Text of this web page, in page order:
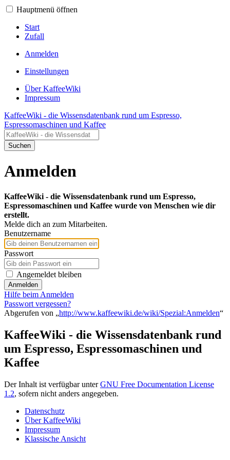
Hauptmenü öffnen
Start
Zufall
Anmelden
Einstellungen
Über KaffeeWiki
Impressum
KaffeeWiki - die Wissensdatenbank rund um Espresso,
Espressomaschinen und Kaffee
Suchen
Anmelden
KaffeeWiki - die Wissensdatenbank rund um Espresso,
Espressomaschinen und Kaffee wurde von Menschen wie dir
erstellt.
Melde dich an zum Mitarbeiten.
Benutzername
Passwort
Angemeldet bleiben
Anmelden
Hilfe beim Anmelden
Passwort vergessen?
Abgerufen von „http://www.kaffeewiki.de/wiki/Spezial:Anmelden“
KaffeeWiki - die Wissensdatenbank rund
um Espresso, Espressomaschinen und
Kaffee
Der Inhalt ist verfügbar unterGNU Free Documentation License
1.2, sofern nicht anders angegeben.
Datenschutz
Über KaffeeWiki
Impressum
Klassische Ansicht